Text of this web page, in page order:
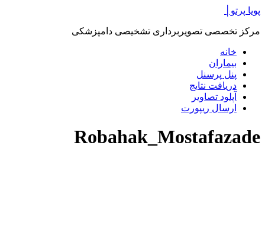
پرش
محتوا
پویا پرتو│
مرکز تخصصی تصویربرداری تشخیصی دامپزشکی
خانه
بیماران
پنل پرسنل
دریافت نتایج
آپلود تصاویر
ارسال ریپورت
Robahak_Mostafazade